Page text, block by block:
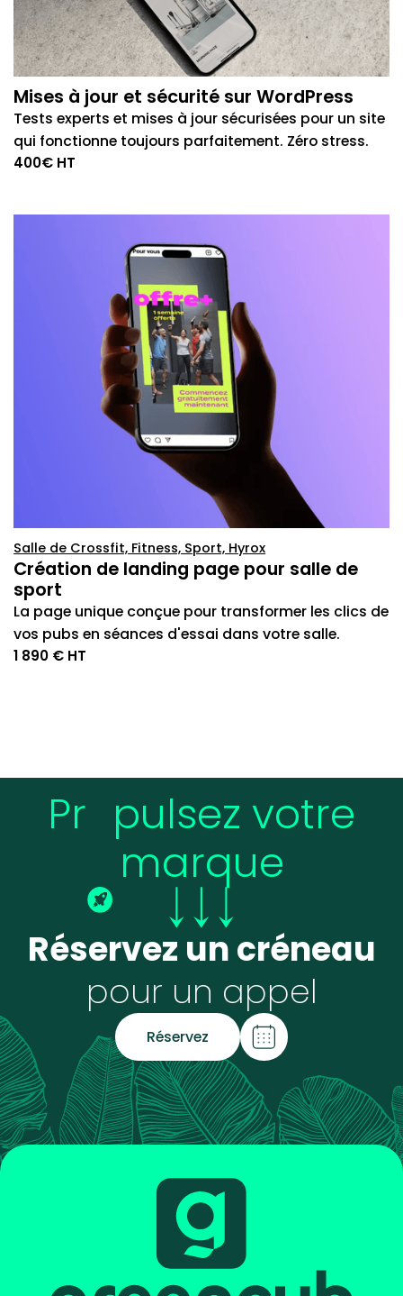
Mises à jour et sécurité sur WordPress
Tests experts et mises à jour sécurisées pour un site
qui fonctionne toujours parfaitement. Zéro stress.
400€ HT
Salle de Crossfit, Fitness, Sport, Hyrox
Création de landing page pour salle de
sport
La page unique conçue pour transformer les clics de
vos pubs en séances d'essai dans votre salle.
1 890 € HT
Pr pulsez votre
marque
Réservez un créneau
pour un appel
Réservez